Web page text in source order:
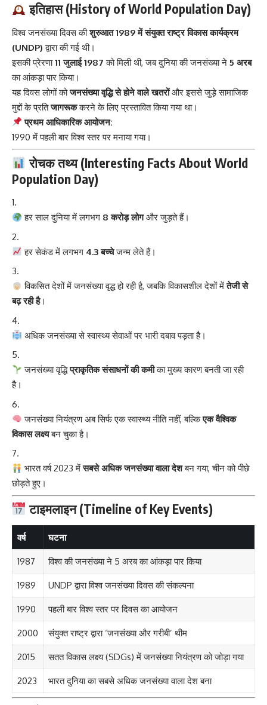
इतिहास (History of World Population Day)
विश्व जनसंख्या दिवसकीशुरुआत 1989 में संयुक्त राष्ट्र विकास कार्यक्रम
(UNDP) द्वारा की गई थी।
इसकी प्रेरणा11 जुलाई 1987 को मिली थी, जब दुनिया की जनसंख्या ने 5 अरब
का आंकड़ा पार किया।
यह दिवस लोगों कोजनसंख्या वृद्धि से होने वाले खतरोंऔर इससे जुड़े सामाजिक
मुद्दों के प्रतिजागरूककरने के लिए प्रस्तावित किया गया था।
प्रथम आधिकारिक आयोजन:
1990 में पहली बार विश्व स्तर पर मनाया गया।
रोचक तथ्य (Interesting Facts About World
Population Day)
हर साल दुनिया में लगभग 8 करोड़ लोगऔर जुड़ते हैं।
हर सेकंड में लगभग 4.3 बच्चेजन्म लेते हैं।
विकसित देशों में जनसंख्या वृद्ध हो रही है, जबकि विकासशील देशों मेंतेजी से
बढ़ रही है।
अधिक जनसंख्या से स्वास्थ्य सेवाओं पर भारी दबाव पड़ता है।
जनसंख्या वृद्धिप्राकृतिक संसाधनों की कमीका मुख्य कारण बनती जा रही
है।
जनसंख्या नियंत्रण अब सिर्फ एक स्वास्थ्य नीति नहीं, बल्किएक वैश्विक
विकास लक्ष्यबन चुका है।
भारत वर्ष 2023 मेंसबसे अधिक जनसंख्या वाला देशबन गया, चीन को पीछे
छोड़ते हुए।
टाइमलाइन (Timeline of Key Events)
वर्ष घटना
1987 विश्व की जनसंख्या ने 5 अरब का आंकड़ा पार किया
1989 UNDP द्वारा विश्व जनसंख्या दिवस की संकल्पना
1990 पहली बार विश्व स्तर पर दिवस का आयोजन
2000 संयुक्त राष्ट्र द्वारा ‘जनसंख्या और गरीबी’ थीम
2015 सतत विकास लक्ष्य (SDGs) में जनसंख्या नियंत्रण को जोड़ा गया
2023 भारत दुनिया का सबसे अधिक जनसंख्या वाला देश बना